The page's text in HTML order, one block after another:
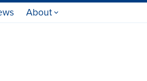
About